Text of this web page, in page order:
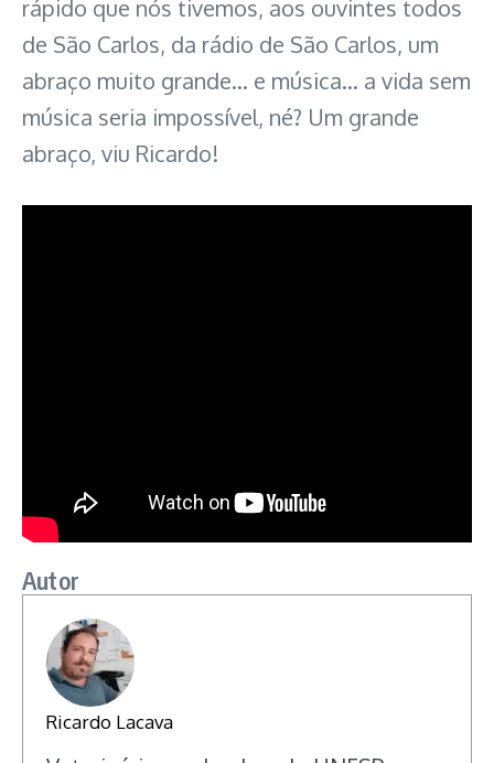
rápido que nós tivemos, aos ouvintes todos
de São Carlos, da rádio de São Carlos, um
abraço muito grande… e música… a vida sem
música seria impossível, né? Um grande
abraço, viu Ricardo!
Autor
Ricardo Lacava